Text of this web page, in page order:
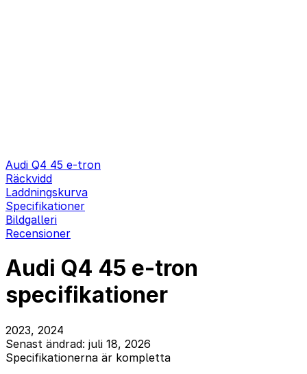
Audi Q4 45 e-tron
Räckvidd
Laddningskurva
Specifikationer
Bildgalleri
Recensioner
Audi Q4 45 e-tron
specifikationer
2023, 2024
Senast ändrad: juli 18, 2026
Specifikationerna är kompletta